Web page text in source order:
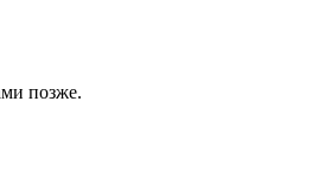
позже.